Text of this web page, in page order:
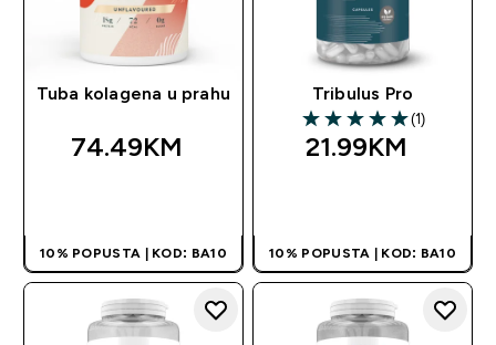
Tuba kolagena u prahu
74.49KM‎
10% POPUSTA | KOD: BA10
Tribulus Pro
5 out of 5 stars
(1)
21.99KM‎
10% POPUSTA | KOD: BA10